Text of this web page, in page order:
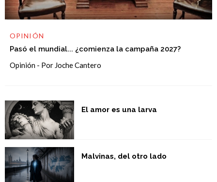
OPINIÓN
Pasó el mundial... ¿comienza la campaña 2027?
Opinión - Por Joche Cantero
El amor es una larva
Malvinas, del otro lado